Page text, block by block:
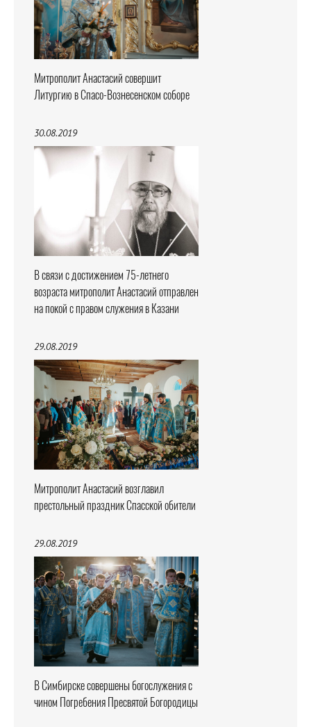
Митрополит Анастасий совершит
Литургию в Спасо-Вознесенском соборе
30.08.2019
В связи с достижением 75-летнего
возраста митрополит Анастасий отправлен
на покой с правом служения в Казани
29.08.2019
Митрополит Анастасий возглавил
престольный праздник Спасской обители
29.08.2019
В Симбирске совершены богослужения с
чином Погребения Пресвятой Богородицы